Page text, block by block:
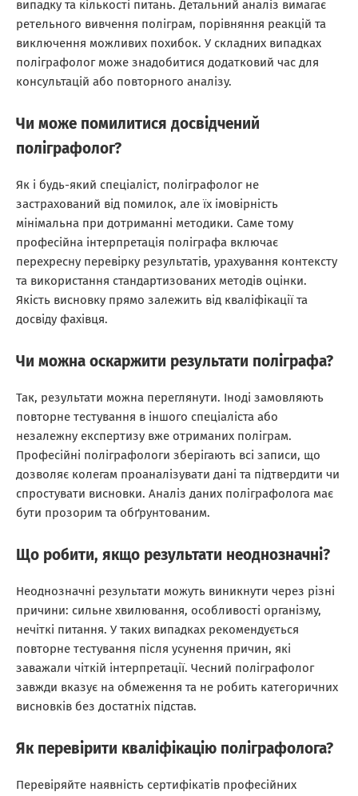
випадку та кількості питань. Детальний аналіз вимагає
ретельного вивчення поліграм, порівняння реакцій та
виключення можливих похибок. У складних випадках
поліграфолог може знадобитися додатковий час для
консультацій або повторного аналізу.
Чи може помилитися досвідчений
поліграфолог?
Як і будь-який спеціаліст, поліграфолог не
застрахований від помилок, але їх імовірність
мінімальна при дотриманні методики. Саме тому
професійна інтерпретація поліграфа включає
перехресну перевірку результатів, урахування контексту
та використання стандартизованих методів оцінки.
Якість висновку прямо залежить від кваліфікації та
досвіду фахівця.
Чи можна оскаржити результати поліграфа?
Так, результати можна переглянути. Іноді замовляють
повторне тестування в іншого спеціаліста або
незалежну експертизу вже отриманих поліграм.
Професійні поліграфологи зберігають всі записи, що
дозволяє колегам проаналізувати дані та підтвердити чи
спростувати висновки. Аналіз даних поліграфолога має
бути прозорим та обґрунтованим.
Що робити, якщо результати неоднозначні?
Неоднозначні результати можуть виникнути через різні
причини: сильне хвилювання, особливості організму,
нечіткі питання. У таких випадках рекомендується
повторне тестування після усунення причин, які
заважали чіткій інтерпретації. Чесний поліграфолог
завжди вказує на обмеження та не робить категоричних
висновків без достатніх підстав.
Як перевірити кваліфікацію поліграфолога?
Перевіряйте наявність сертифікатів професійних